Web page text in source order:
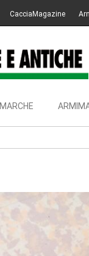
CacciaMagazine
MARCHE